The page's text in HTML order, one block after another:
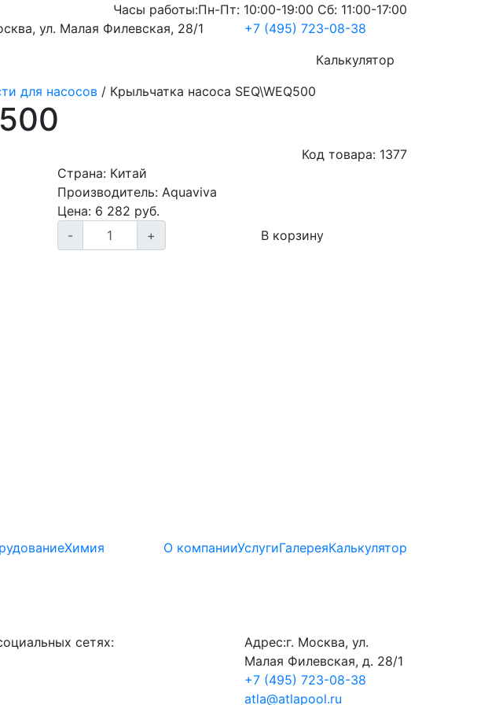
Часы работы:Пн-Пт: 10:00-19:00 Сб: 11:00-17:00
ул. Малая Филевская, 28/1
+7 (495) 723-08-38
Калькулятор
для насосов / Крыльчатка насоса SEQ\WEQ500
Код товара: 1377
Страна: Китай
Производитель: Aquaviva
Цена: 6 282 руб.
-
+ В корзину
Химия О компанииУслугиГалереяКалькулятор
сетях: Адрес:г. Москва, ул.
Малая Филевская, д. 28/1
+7 (495) 723-08-38
atla@atlapool.ru